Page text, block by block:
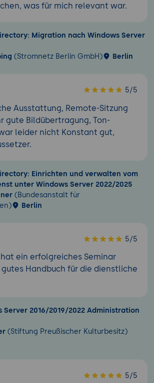
was für mich relevant war.
Migration nach Windows Server
(Stromnetz Berlin GmbH) Berlin
5/5
Ausstattung, Remote-Sitzung
gute Bildübertragung, Ton-
leider nicht Konstant gut,
Einrichten und verwalten vom
unter Windows Server 2022/2025
(Bundesanstalt für
Berlin
5/5
ein erfolgreiches Seminar
Handbuch für die dienstliche
Server 2016/2019/2022 Administration
(Stiftung Preußischer Kulturbesitz)
5/5